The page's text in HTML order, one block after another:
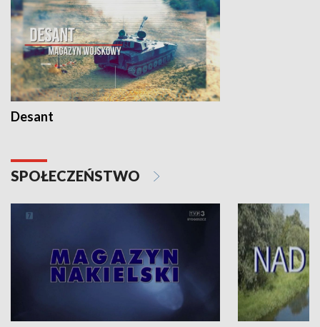
Desant
SPOŁECZEŃSTWO